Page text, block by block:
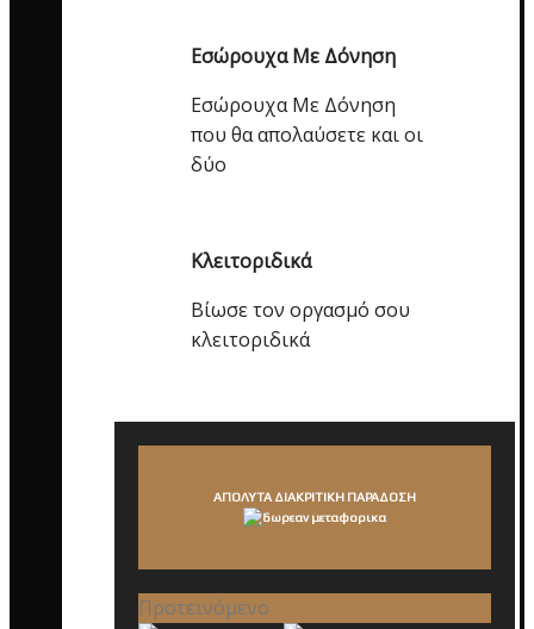
Εσώρουχα Με Δόνηση
Εσώρουχα Με Δόνηση
που θα απολαύσετε και οι
δύο
Κλειτοριδικά
Βίωσε τον οργασμό σου
κλειτοριδικά
ΑΠΟΛΥΤΑ ΔΙΑΚΡΙΤΙΚΗ ΠΑΡΑΔΟΣΗ
Προτεινόμενο